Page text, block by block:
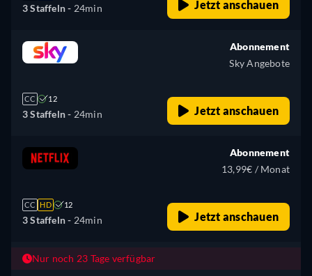
3 Staffeln - 24min Jetzt anschauen
CC 12
3 Staffeln - 24min
Abonnement
Sky Angebote
Jetzt anschauen
CC HD 12
3 Staffeln - 24min
Abonnement
13,99€ / Monat
Jetzt anschauen
Nur noch 23 Tage verfügbar